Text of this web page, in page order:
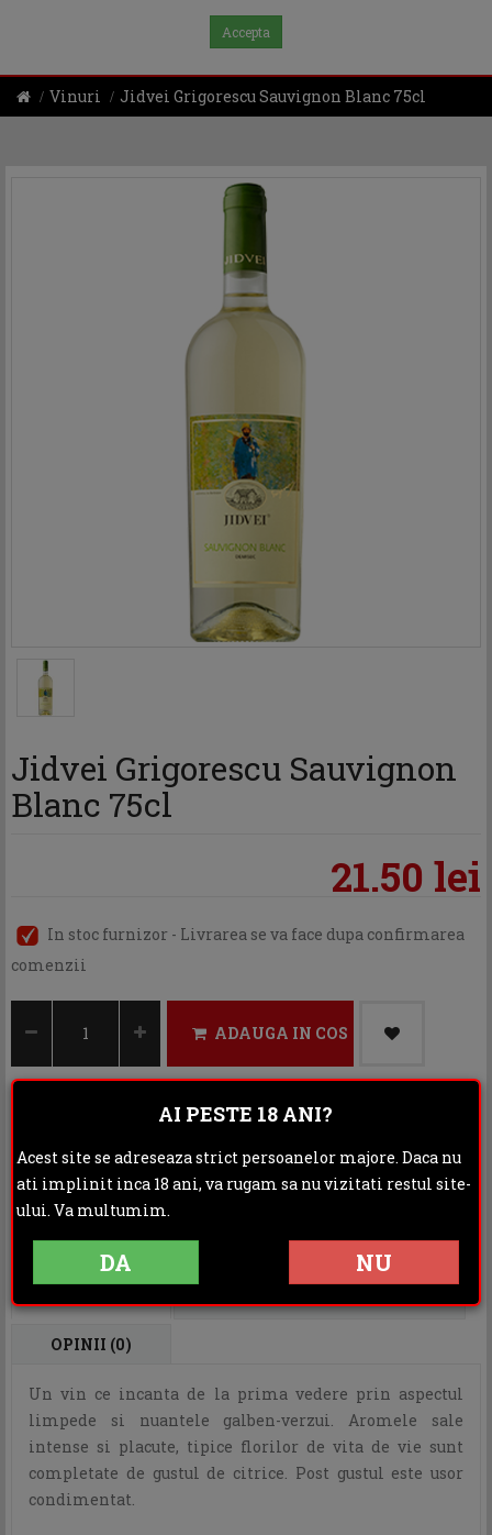
Accepta
Vinuri Jidvei Grigorescu Sauvignon Blanc 75cl
Jidvei Grigorescu Sauvignon
Blanc 75cl
21.50 lei
In stoc furnizor - Livrarea se va face dupa confirmarea
comenzii
ADAUGA IN COS
Distribuie:
Rating:
INFORMATII ADITIONALE
OPINII (0)
Un vin ce incanta de la prima vedere prin aspectul
limpede si nuantele galben-verzui. Aromele sale
intense si placute, tipice florilor de vita de vie sunt
completate de gustul de citrice. Post gustul este usor
condimentat.
AI PESTE 18 ANI?
Acest site se adreseaza strict persoanelor majore. Daca nu
ati implinit inca 18 ani, va rugam sa nu vizitati restul site-
ului. Va multumim.
DA NU